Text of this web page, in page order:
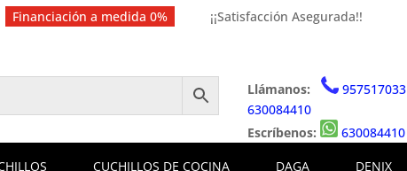
Financiación a medida 0% ¡¡Satisfacción Asegurada!!
Llámanos:
957517033
630084410
Escríbenos:
630084410
CUCHILLOS DE COCINA DAGA DENIX